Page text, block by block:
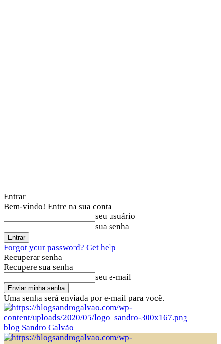
Entrar
Bem-vindo! Entre na sua conta
seu usuário
sua senha
Forgot your password? Get help
Recuperar senha
Recupere sua senha
seu e-mail
Uma senha será enviada por e-mail para você.
blog Sandro Galvão